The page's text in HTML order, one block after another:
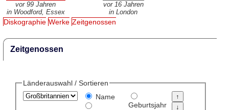
vor 99 Jahren
in Woodford, Essex
vor 16 Jahren
in London
Diskographie Werke Zeitgenossen
Zeitgenossen
Länderauswahl / Sortieren
Name
Geburtsjahr